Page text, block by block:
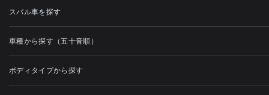
スバル車を探す
車種から探す（五十音順）
ボディタイプから探す